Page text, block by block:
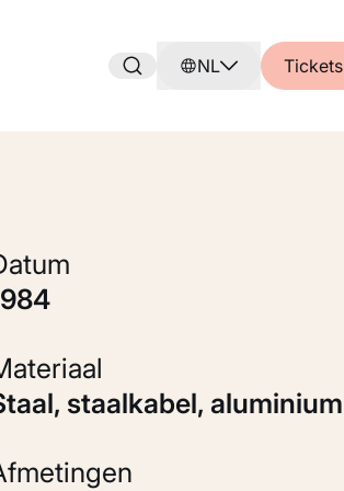
NL Tickets
Datum
1984
Materiaal
Staal, staalkabel, aluminium
Afmetingen